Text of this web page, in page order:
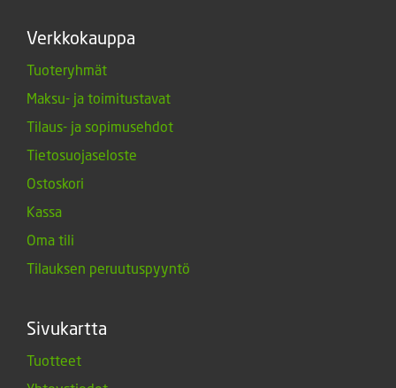
Verkkokauppa
Tuoteryhmät
Maksu- ja toimitustavat
Tilaus- ja sopimusehdot
Tietosuojaseloste
Ostoskori
Kassa
Oma tili
Tilauksen peruutuspyyntö
Sivukartta
Tuotteet